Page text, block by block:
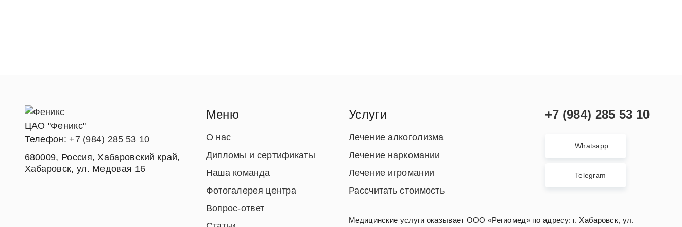
ЦАО "Феникс"
Телефон:+7 (984) 285 53 10
680009, Россия,Хабаровский край,
Хабаровск, ул. Медовая 16
Меню
О нас
Дипломы и сертификаты
Наша команда
Фотогалерея центра
Вопрос-ответ
Услуги
Лечение алкоголизма
Лечение наркомании
Лечение игромании
Рассчитать стоимость
+7 (984) 285 53 10
Whatsapp
Telegram
Медицинские услуги оказывает ООО «Региомед» по адресу: г. Хабаровск, ул.